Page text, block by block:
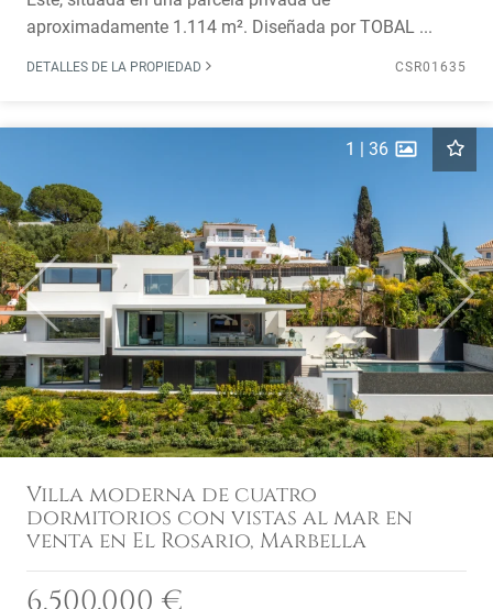
aproximadamente 1.114 m². Diseñada por TOBAL ...
DETALLES DE LA PROPIEDAD CSR01635
Next
1 | 36
Villa moderna de cuatro
dormitorios con vistas al mar en
venta en El Rosario, Marbella